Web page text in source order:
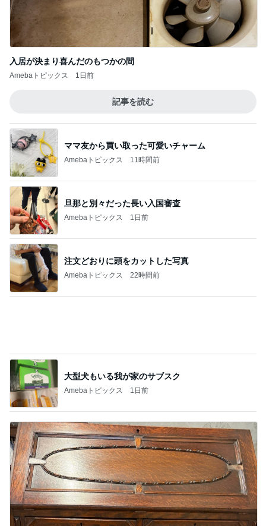
ママ友から買い取った可愛いチャーム
Amebaトピックス 11時間前
Amebaトピックス 1日前
注文どおりに頭をカットした写真
Amebaトピックス 22時間前
大型犬もいる我が家のサブスク
Amebaトピックス 1日前
52歳でかなった小さな私の願い
Amebaトピックス
記事を読む
外食の嵐でゆるゆる目標になった8月
Amebaトピックス 1日前